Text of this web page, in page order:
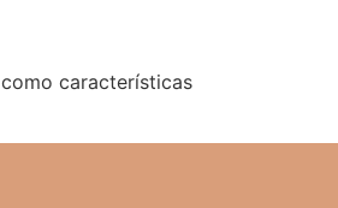
características